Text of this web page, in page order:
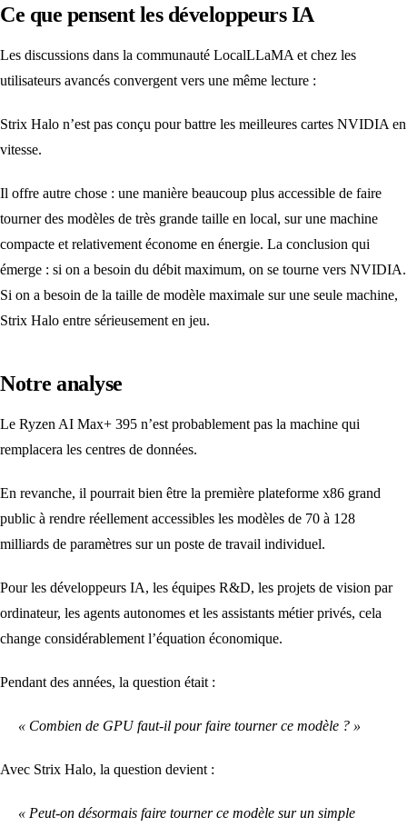
Ce que pensent les développeurs IA
Les discussions dans la communauté LocalLLaMA et chez les
utilisateurs avancés convergent vers une même lecture :
Strix Halo n’est pas conçu pour battre les meilleures cartes NVIDIA en
vitesse.
Il offre autre chose : une manière beaucoup plus accessible de faire
tourner des modèles de très grande taille en local, sur une machine
compacte et relativement économe en énergie. La conclusion qui
émerge : si on a besoin du débit maximum, on se tourne vers NVIDIA.
Si on a besoin de la taille de modèle maximale sur une seule machine,
Strix Halo entre sérieusement en jeu.
Notre analyse
Le Ryzen AI Max+ 395 n’est probablement pas la machine qui
remplacera les centres de données.
En revanche, il pourrait bien être la première plateforme x86 grand
public à rendre réellement accessibles les modèles de 70 à 128
milliards de paramètres sur un poste de travail individuel.
Pour les développeurs IA, les équipes R&D, les projets de vision par
ordinateur, les agents autonomes et les assistants métier privés, cela
change considérablement l’équation économique.
Pendant des années, la question était :
« Combien de GPU faut-il pour faire tourner ce modèle ? »
Avec Strix Halo, la question devient :
« Peut-on désormais faire tourner ce modèle sur un simple